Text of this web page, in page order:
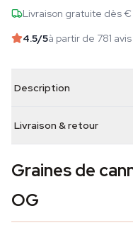
Livraison gratuite dès
4.5/5à partir de 781 avis
Description
Livraison & retour
Graines de
OG